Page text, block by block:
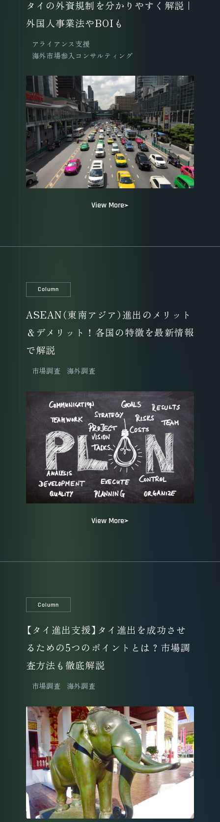
タイの外資規制を分かりやすく解説｜
外国人事業法やBOIも
View More
アライアンス支援
海外市場参入コンサルティング
Column
ASEAN（東南アジア）進出のメリット
＆デメリット！各国の特徴を最新情報
で解説
View More
市場調査 海外調査
Column
【タイ進出支援】タイ進出を成功させ
るための5つのポイントとは？市場調
査方法も徹底解説
市場調査 海外調査